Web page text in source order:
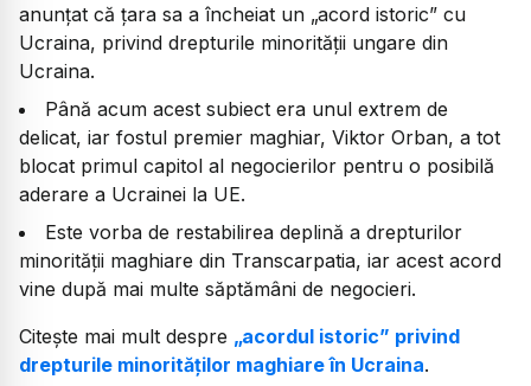
anunțat că țara sa a încheiat un „acord istoric” cu
Ucraina, privind drepturile minorităţii ungare din
Ucraina.
Până acum acest subiect era unul extrem de
delicat, iar fostul premier maghiar, Viktor Orban, a tot
blocat primul capitol al negocierilor pentru o posibilă
aderare a Ucrainei la UE.
Este vorba de restabilirea deplină a drepturilor
minorității maghiare din Transcarpatia, iar acest acord
vine după mai multe săptămâni de negocieri.
Citește mai mult despre „acordul istoric” privind
drepturile minorităților maghiare în Ucraina.